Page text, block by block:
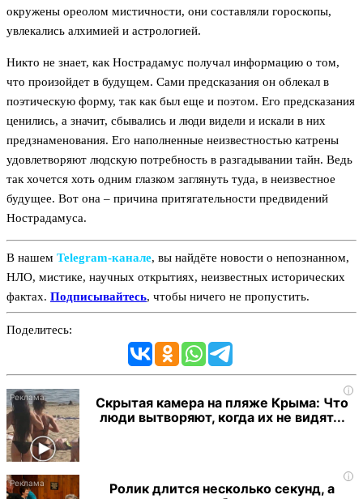
окружены ореолом мистичности, они составляли гороскопы,
увлекались алхимией и астрологией.
Никто не знает, как Нострадамус получал информацию о том,
что произойдет в будущем. Сами предсказания он облекал в
поэтическую форму, так как был еще и поэтом. Его предсказания
ценились, а значит, сбывались и люди видели и искали в них
предзнаменования. Его наполненные неизвестностью катрены
удовлетворяют людскую потребность в разгадывании тайн. Ведь
так хочется хоть одним глазком заглянуть туда, в неизвестное
будущее. Вот она – причина притягательности предвидений
Нострадамуса.
В нашем Telegram‑канале, вы найдёте новости о непознанном,
НЛО, мистике, научных открытиях, неизвестных исторических
фактах. Подписывайтесь, чтобы ничего не пропустить.
Поделитесь:
i
Скрытая камера на пляже Крыма: Что
люди вытворяют, когда их не видят...
i
Ролик длится несколько секунд, а